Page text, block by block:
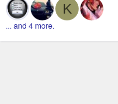
K
... and 4 more.